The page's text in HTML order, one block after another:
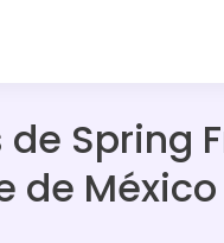
Spring
de México